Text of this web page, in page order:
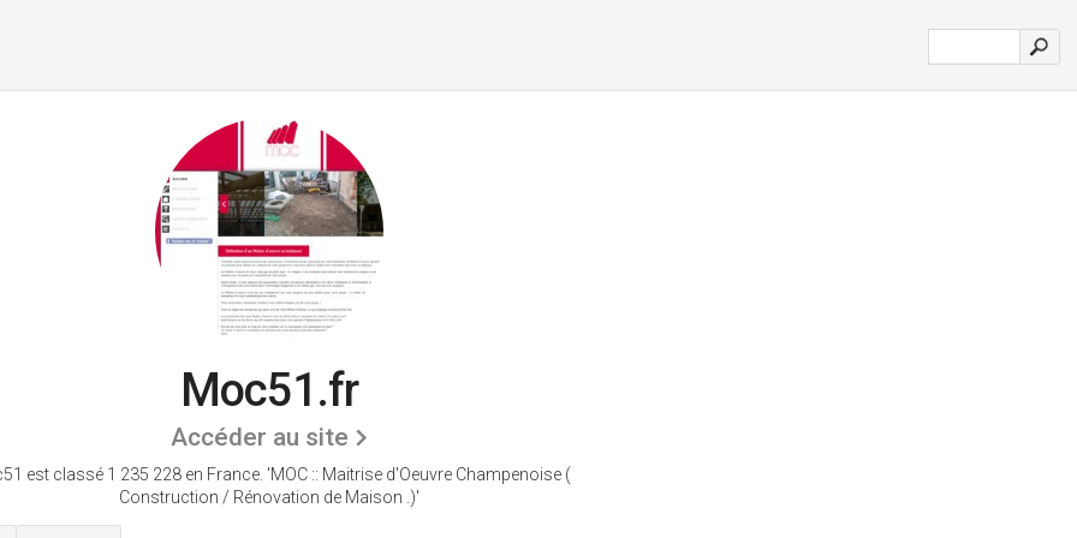
Moc51.fr
Accéder au site
est classé 1 235 228 en France. 'MOC :: Maitrise d'Oeuvre Champenoise (
Construction / Rénovation de Maison .)'